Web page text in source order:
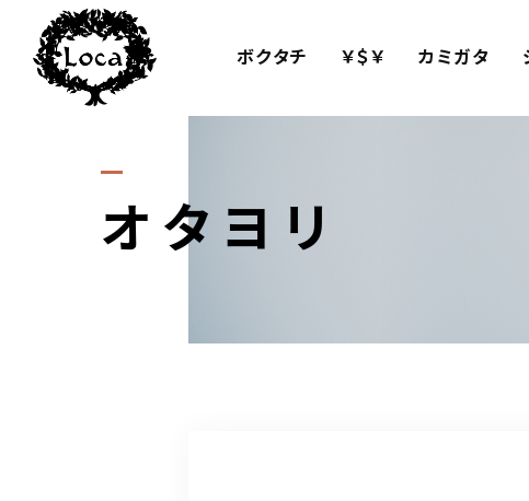
ボクタチ ￥＄￥ カミガタ
オタヨリ